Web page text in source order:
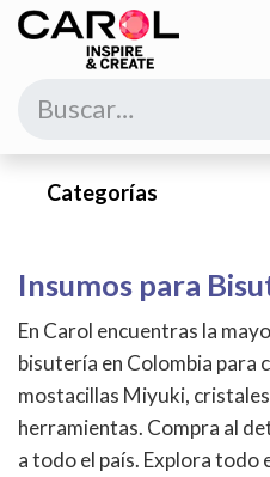
Ir al contenido
Categorías
Insumos para
En Carol encuentras la
bisutería en Colombia para
mostacillas Miyuki,
herramientas. Compra al
a todo el país. Explora todo